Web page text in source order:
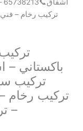
تركيب رخام –
تركيب
تركيب رخام
–